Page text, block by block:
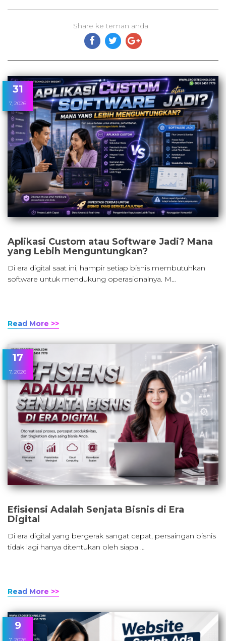
Share ke teman anda
31
7, 2026
Aplikasi Custom atau Software Jadi? Mana
yang Lebih Menguntungkan?
Di era digital saat ini, hampir setiap bisnis membutuhkan
software untuk mendukung operasionalnya. M…
Read More >>
17
7, 2026
Efisiensi Adalah Senjata Bisnis di Era
Digital
Di era digital yang bergerak sangat cepat, persaingan bisnis
tidak lagi hanya ditentukan oleh siapa …
Read More >>
9